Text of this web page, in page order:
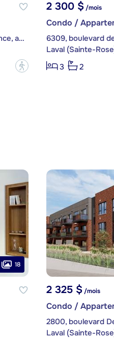
2840, boulevard De la Renaissance, app. 102
?
2 300 $/mois
Condo /
6309, boulevard
Laval (Sainte-
3
2
18
2 325 $/mois
Condo /
Laval (Sainte-